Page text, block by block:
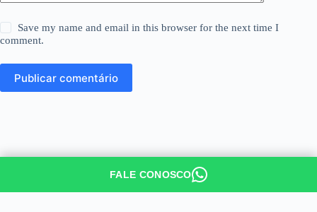
Save my name and email in this browser for the next time I
comment.
Publicar comentário
Todos os Direitos Reservados © Avaliação Positiva , 2026
FALE CONOSCO